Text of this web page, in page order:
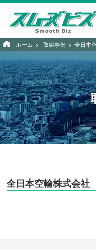
ホーム 取組事例 全日本
全日本空輸株式会社